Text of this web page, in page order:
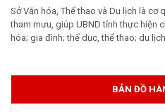
Sở Văn hóa, Thể thao và Du lịch là cơ
tham mưu, giúp UBND tỉnh thực hiện
hóa; gia đình; thể dục, thể thao; du
BẢN ĐỒ